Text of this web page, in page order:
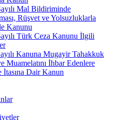
Mal Bildiriminde
Rüşvet ve Yolsuzluklarla
Kanunu
Türk Ceza Kanunu İlgili
Kanuna Mugayir Tahakkuk
Muamelatını İhbar Edenlere
İtasına Dair Kanun